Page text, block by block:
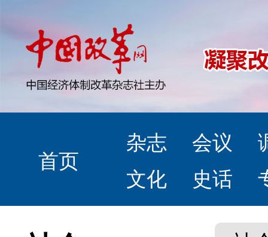
首页
杂志 会议
文化
史话